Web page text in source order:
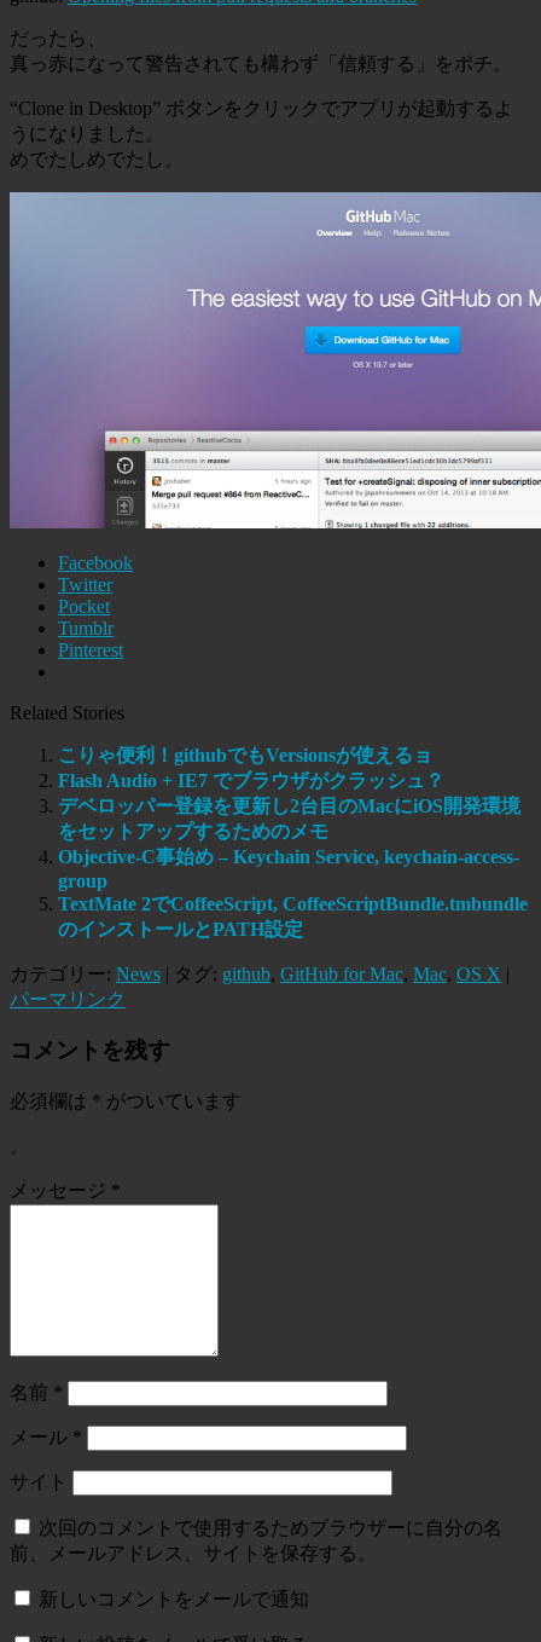
だったら、
真っ赤になって警告されても構わず「信頼する」をポチ。
“Clone in Desktop” ボタンをクリックでアプリが起動するよ
うになりました。
めでたしめでたし。
Facebook
Twitter
Pocket
Tumblr
Pinterest
Related Stories
こりゃ便利！githubでもVersionsが使えるョ
Flash Audio + IE7 でブラウザがクラッシュ？
デベロッパー登録を更新し2台目のMacにiOS開発環境
をセットアップするためのメモ
Objective-C事始め – Keychain Service, keychain-access-
group
TextMate 2でCoffeeScript, CoffeeScriptBundle.tmbundle
のインストールとPATH設定
カテゴリー: News | タグ: github, GitHub for Mac, Mac, OS X |
パーマリンク
コメントを残す
必須欄は * がついています
。
メッセージ *
名前 *
メール *
サイト
次回のコメントで使用するためブラウザーに自分の名
前、メールアドレス、サイトを保存する。
新しいコメントをメールで通知